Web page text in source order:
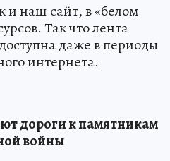
и наш сайт, в «белом
Так что лента
даже в периоды
интернета.
дороги к памятникам
войны